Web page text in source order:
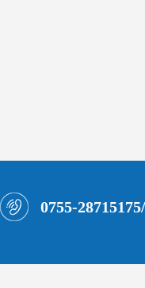
0755-